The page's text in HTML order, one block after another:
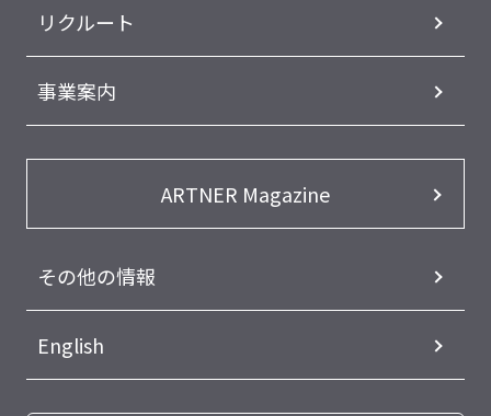
リクルート
事業案内
ARTNER Magazine
その他の情報
English